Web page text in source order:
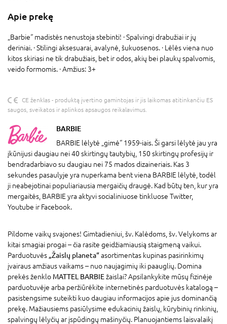
Apie prekę
„Barbie“ madistės nenustoja stebinti! · Spalvingi drabužiai ir jų
deriniai. · Stilingi aksesuarai, avalynė, šukuosenos. · Lėlės viena nuo
kitos skiriasi ne tik drabužiais, bet ir odos, akių bei plaukų spalvomis,
veido formomis. · Amžius: 3+
CE ženklas - produktą įvertino gamintojas ir jis laikomas atitinkančiu ES
saugos, sveikatos ir aplinkos apsaugos reikalavimus.
BARBIE
BARBIE lėlytė „gimė“ 1959-iais. Ši garsi lėlytė jau yra
įkūnijusi daugiau nei 40 skirtingų tautybių, 150 skirtingų profesijų ir
bendradarbiavo su daugiau nei 75 mados dizaineriais. Kas 3
sekundes pasaulyje yra nuperkama bent viena BARBIE lėlytė, todėl
ji neabejotinai populiariausia mergaičių draugė. Kad būtų ten, kur yra
mergaitės, BARBIE yra aktyvi socialiniuose tinkluose Twitter,
Youtube ir Facebook.
Pildome vaikų svajones! Gimtadieniui, šv. Kalėdoms, šv. Velykoms ar
kitai smagiai progai – čia rasite geidžiamiausią staigmeną vaikui.
Parduotuvės „Žaislų planeta“asortimentas kupinas pasirinkimų
įvairaus amžiaus vaikams – nuo naujagimių iki paauglių. Domina
prekės ženklo MATTEL BARBIEžaislai? Apsilankykite mūsų fizinėje
parduotuvėje arba peržiūrėkite internetinės parduotuvės katalogą –
pasistengsime suteikti kuo daugiau informacijos apie jus dominančią
prekę. Mažiausiems pasiūlysime edukacinių žaislų, kūrybinių rinkinių,
spalvingų lėlyčių ar įspūdingų mašinyčių. Planuojantiems laisvalaikį